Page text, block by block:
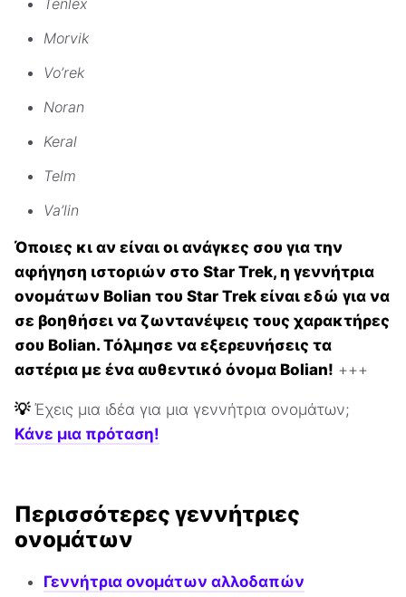
Morvik
Vo’rek
Noran
Keral
Telm
Va’lin
Όποιες κι αν είναι οι ανάγκες σου για την
αφήγηση ιστοριών στο Star Trek, η γεννήτρια
ονομάτων Bolian του Star Trek είναι εδώ για να
σε βοηθήσει να ζωντανέψεις τους χαρακτήρες
σου Bolian. Τόλμησε να εξερευνήσεις τα
αστέρια με ένα αυθεντικό όνομα Bolian! +++
💡 Έχεις μια ιδέα για μια γεννήτρια ονομάτων;
Κάνε μια πρόταση!
Περισσότερες γεννήτριες
ονομάτων
Γεννήτρια ονομάτων αλλοδαπών